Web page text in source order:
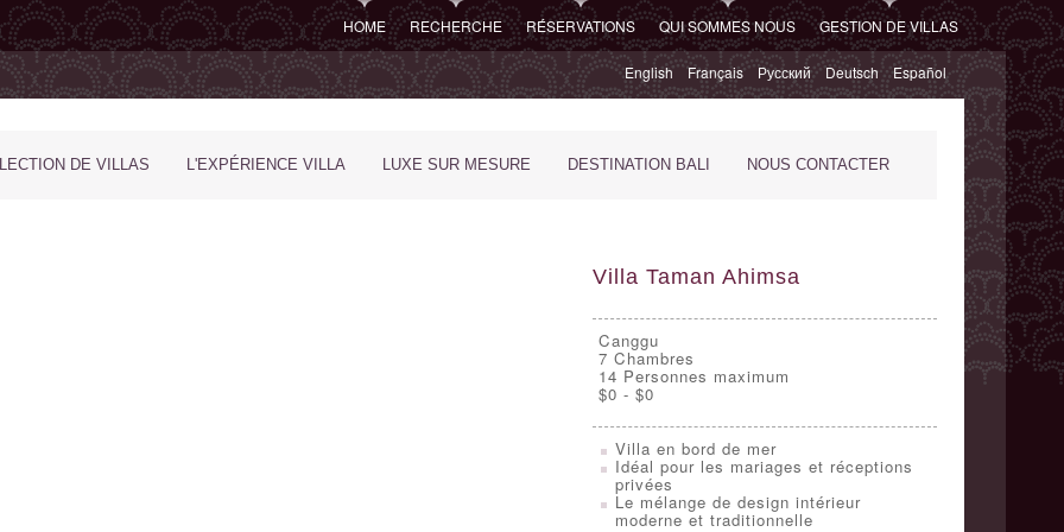
HOME RECHERCHE RÉSERVATIONS QUI SOMMES NOUS GESTION DE VILLAS
English Français Русский Deutsch Español
DE VILLAS L'EXPÉRIENCE VILLA LUXE SUR MESURE DESTINATION BALI NOUS CONTACTER
Villa Taman Ahimsa
Canggu
7 Chambres
14 Personnes maximum
$0 - $0
Villa en bord de mer
Idéal pour les mariages et réceptions
privées
Le mélange de design intérieur
moderne et traditionnelle